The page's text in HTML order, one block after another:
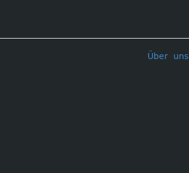
Über uns